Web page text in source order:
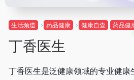
生活频道 药品健康 健康自查 药品健
丁香医生
丁香医生是泛健康领域的专业健康